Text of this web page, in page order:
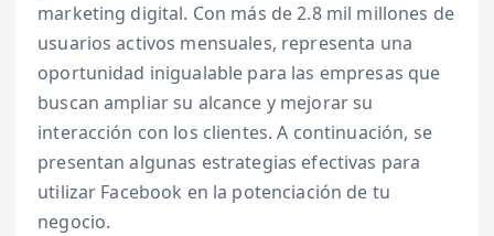
marketing digital. Con más de 2.8 mil millones de
usuarios activos mensuales, representa una
oportunidad inigualable para las empresas que
buscan ampliar su alcance y mejorar su
interacción con los clientes. A continuación, se
presentan algunas estrategias efectivas para
utilizar Facebook en la potenciación de tu
negocio.